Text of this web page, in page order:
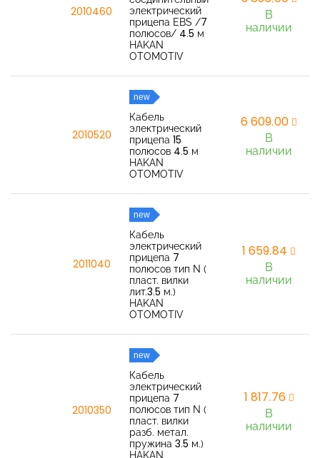
2010460
электрический
прицепа EBS /7
полюсов/ 4.5 м
HAKAN
OTOMOTIV
В
наличии
2010520
new
Кабель
электрический
прицепа 15
полюсов 4.5 м
HAKAN
OTOMOTIV
6 609,00
В
наличии
2011040
new
Кабель
электрический
прицепа 7
полюсов тип N (
пласт. вилки
лит.3.5 м.)
HAKAN
OTOMOTIV
1 659,84
В
наличии
2010350
new
Кабель
электрический
прицепа 7
полюсов тип N (
пласт. вилки
разб. метал.
пружина 3.5 м.)
HAKAN
1 817,76
В
наличии